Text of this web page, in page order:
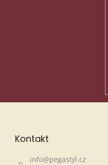
Kontakt
info@pegastyl.cz